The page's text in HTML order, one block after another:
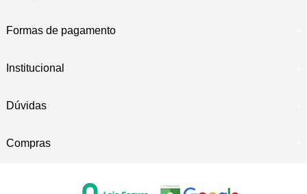
Formas de pagamento
Institucional
Dúvidas
Compras